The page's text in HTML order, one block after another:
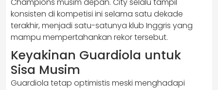
konsisten di kompetisi ini selama satu dekade
terakhir, menjadi satu-satunya klub Inggris yang
mampu mempertahankan rekor tersebut.
Keyakinan Guardiola untuk
Sisa Musim
Guardiola tetap optimistis meski menghadapi